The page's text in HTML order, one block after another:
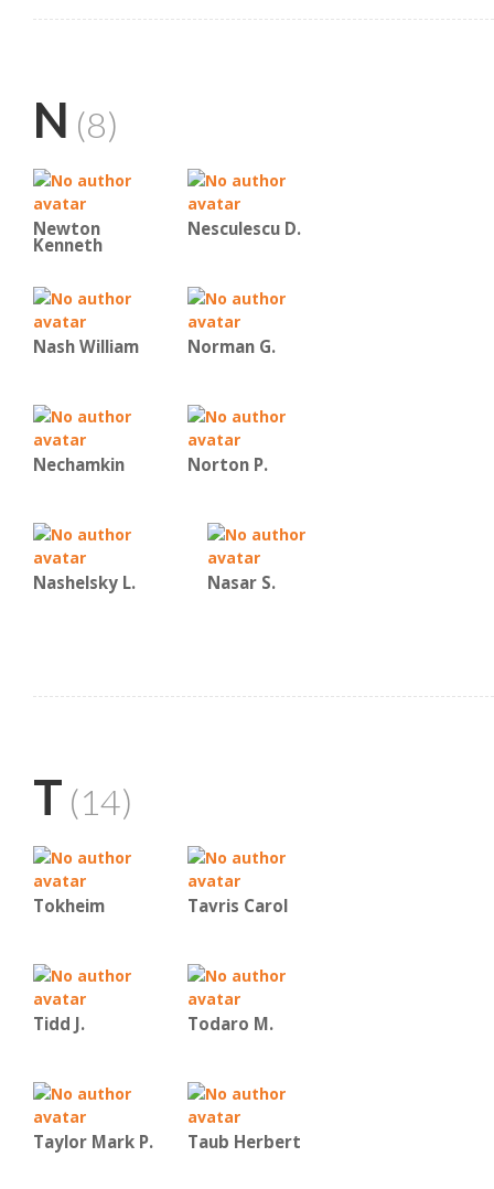
N (8)
Newton
Kenneth
Nesculescu D.
Nash William Norman G.
Nechamkin Norton P.
Nashelsky L. Nasar S.
T (14)
Tokheim Tavris Carol
Tidd J. Todaro M.
Taylor Mark P. Taub Herbert